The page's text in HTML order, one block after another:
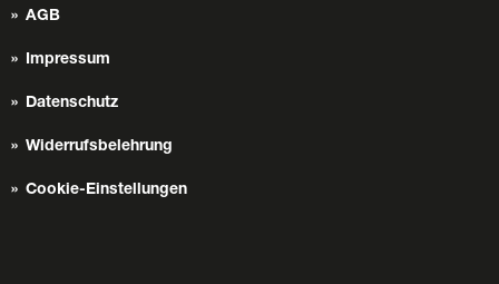
AGB
Impressum
Datenschutz
Widerrufsbelehrung
Cookie-Einstellungen